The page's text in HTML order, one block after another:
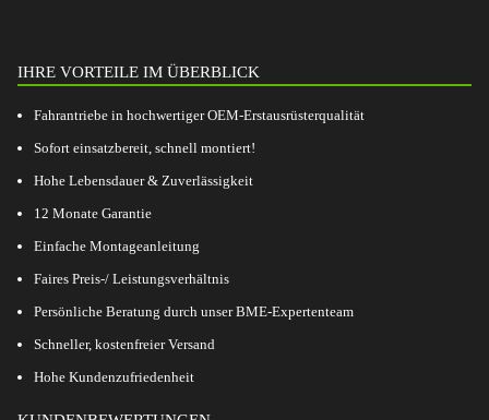
IHRE VORTEILE IM ÜBERBLICK
Fahrantriebe in hochwertiger OEM-Erstausrüsterqualität
Sofort einsatzbereit, schnell montiert!
Hohe Lebensdauer & Zuverlässigkeit
12 Monate Garantie
Einfache Montageanleitung
Faires Preis-/ Leistungsverhältnis
Persönliche Beratung durch unser BME-Expertenteam
Schneller, kostenfreier Versand
Hohe Kundenzufriedenheit